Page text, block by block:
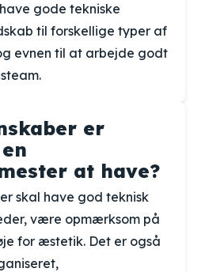
gode tekniske
til forskellige typer af
evnen til at arbejde godt
er
at have?
skal have god teknisk
være opmærksom på
for æstetik. Det er også